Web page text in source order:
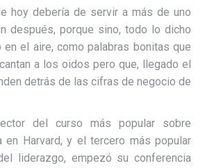
hoy debería de servir a más de uno
después, porque sino, todo lo dicho
en el aire, como palabras bonitas que
a los oidos pero que, llegado el
detrás de las cifras de negocio de
del curso más popular sobre
Harvard, y el tercero más popular
liderazgo, empezó su conferencia